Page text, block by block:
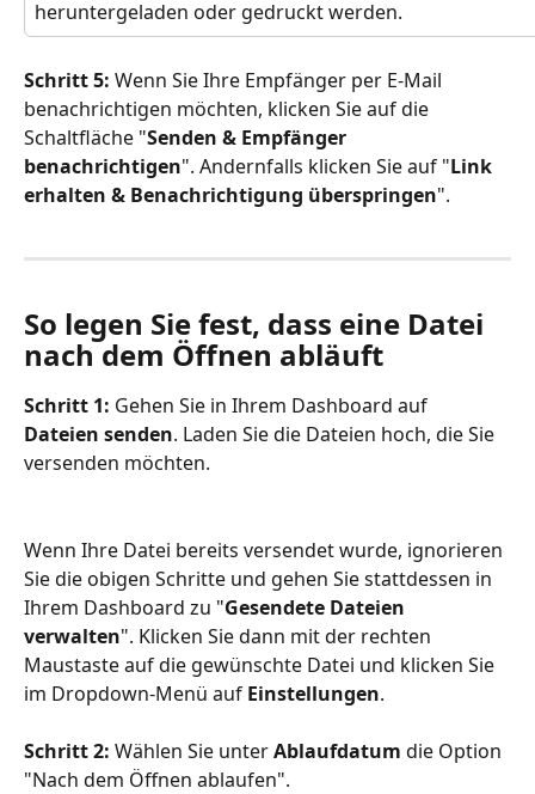
heruntergeladen oder gedruckt werden.
Schritt 5: Wenn Sie Ihre Empfänger per E-Mail
benachrichtigen möchten, klicken Sie auf die
Schaltfläche "Senden & Empfänger
benachrichtigen". Andernfalls klicken Sie auf "Link
erhalten & Benachrichtigung überspringen".
So legen Sie fest, dass eine Datei
nach dem Öffnen abläuft
Schritt 1: Gehen Sie in Ihrem Dashboard auf
Dateien senden. Laden Sie die Dateien hoch, die Sie
versenden möchten.
Wenn Ihre Datei bereits versendet wurde, ignorieren
Sie die obigen Schritte und gehen Sie stattdessen in
Ihrem Dashboard zu "Gesendete Dateien
verwalten". Klicken Sie dann mit der rechten
Maustaste auf die gewünschte Datei und klicken Sie
im Dropdown-Menü auf Einstellungen.
Schritt 2: Wählen Sie unter Ablaufdatum die Option
"Nach dem Öffnen ablaufen".